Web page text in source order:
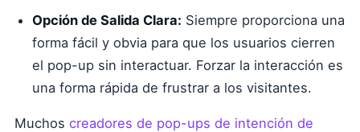
Opción de Salida Clara: Siempre proporciona una
forma fácil y obvia para que los usuarios cierren
el pop-up sin interactuar. Forzar la interacción es
una forma rápida de frustrar a los visitantes.
Muchos creadores de pop-ups de intención de